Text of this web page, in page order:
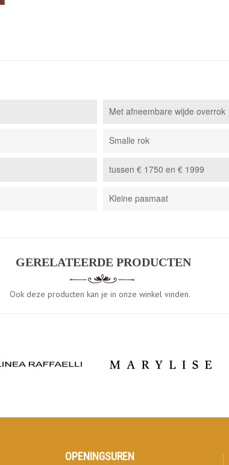
Met afneembare wijde overrok
Smalle rok
tussen € 1750 en € 1999
Kleine pasmaat
GERELATEERDE PRODUCTEN
Ook deze producten kan je in onze winkel vinden.
OPENINGSUREN